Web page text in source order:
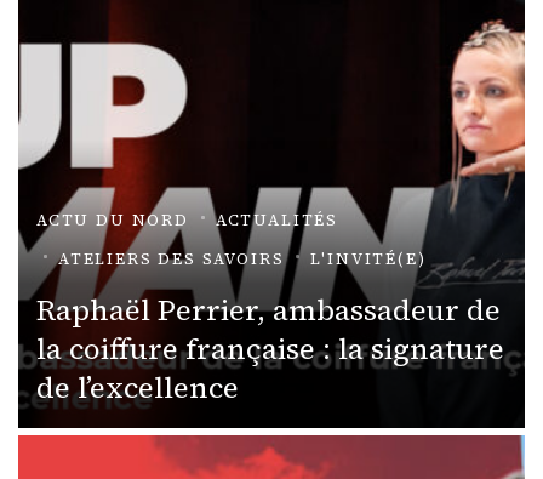
ACTU DU NORD
ACTUALITÉS
ATELIERS DES SAVOIRS
L'INVITÉ(E)
Raphaël Perrier, ambassadeur de
la coiffure française : la signature
de l’excellence